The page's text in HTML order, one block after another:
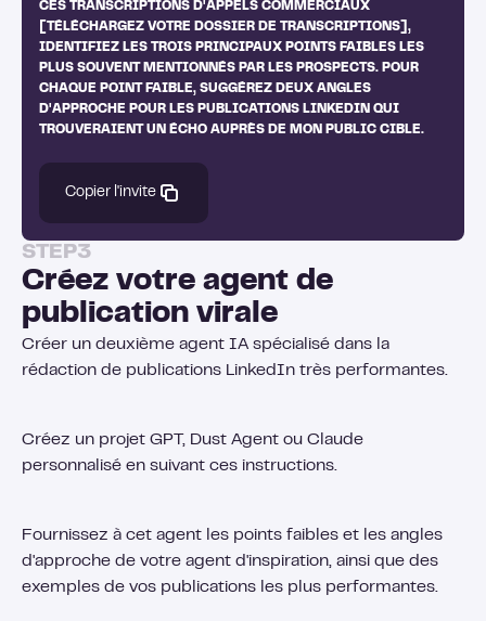
CES TRANSCRIPTIONS D'APPELS COMMERCIAUX
[TÉLÉCHARGEZ VOTRE DOSSIER DE TRANSCRIPTIONS],
IDENTIFIEZ LES TROIS PRINCIPAUX POINTS FAIBLES LES
PLUS SOUVENT MENTIONNÉS PAR LES PROSPECTS. POUR
CHAQUE POINT FAIBLE, SUGGÉREZ DEUX ANGLES
D'APPROCHE POUR LES PUBLICATIONS LINKEDIN QUI
TROUVERAIENT UN ÉCHO AUPRÈS DE MON PUBLIC CIBLE.
Copier l'invite
STEP3
Créez votre agent de
publication virale
Créer un deuxième agent IA spécialisé dans la
rédaction de publications LinkedIn très performantes.
Créez un projet GPT, Dust Agent ou Claude
personnalisé en suivant ces instructions.
Fournissez à cet agent les points faibles et les angles
d'approche de votre agent d'inspiration, ainsi que des
exemples de vos publications les plus performantes.